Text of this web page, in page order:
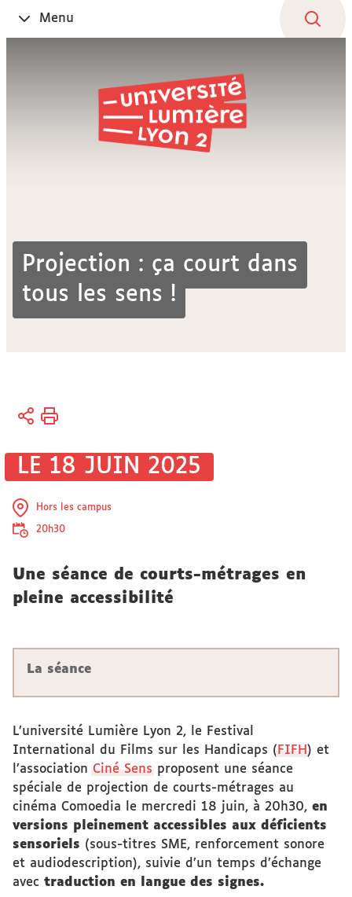
Ouvrir
le
Menu
Projection : ça court dans
tous les sens !
Vous
Accueil
LE 18 JUIN 2025
Hors les campus
20h30
Une séance de courts-métrages en
pleine accessibilité
La séance
L’université Lumière Lyon 2, le Festival
International du Films sur les Handicaps ( FIFH ) et
l’association Ciné Sens proposent une séance
spéciale de projection de courts-métrages au
cinéma Comoedia le mercredi 18 juin, à 20h30, en
versions pleinement accessibles aux déficients
sensoriels (sous-titres SME, renforcement sonore
et audiodescription), suivie d’un temps d’échange
avec traduction en langue des signes.